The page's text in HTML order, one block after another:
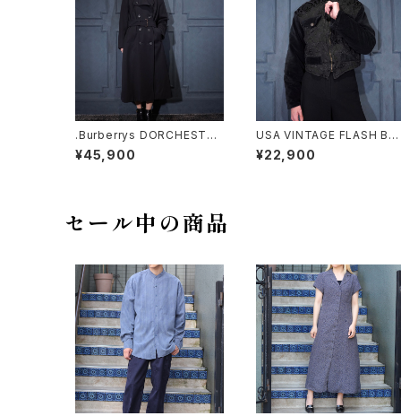
.Burberrys DORCHESTER
BURELLA WOOL BELTED
TRENCH COAT MADE IN
¥45,900
USA VINTAGE FLASH BA
CK SHORT LENGTH EMB
ROIDERY VELOUR
¥22,900
セール中の商品